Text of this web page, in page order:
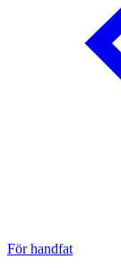
För handfat